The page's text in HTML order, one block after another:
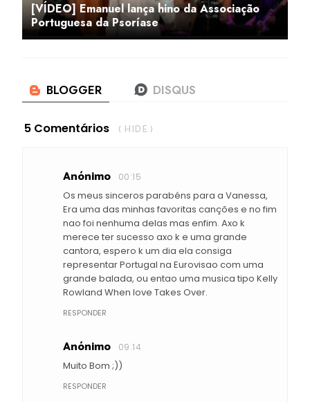
[VÍDEO] Emanuel lança hino da Associação
Portuguesa da Psoríase
5 Comentários ( HIDE )
Anónimo 00:15
Os meus sinceros parabéns para a Vanessa,
Era uma das minhas favoritas canções e no fim
nao foi nenhuma delas mas enfim. Axo k
merece ter sucesso axo k e uma grande
cantora, espero k um dia ela consiga
representar Portugal na Eurovisao com uma
grande balada, ou entao uma musica tipo Kelly
Rowland When love Takes Over.
RESPONDER
Anónimo 09:14
Muito Bom ;))
RESPONDER